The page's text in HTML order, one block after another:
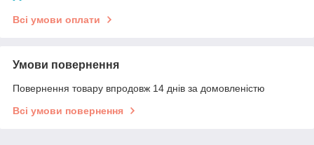
Всі умови оплати
Умови повернення
Повернення товару впродовж 14 днів за домовленістю
Всі умови повернення